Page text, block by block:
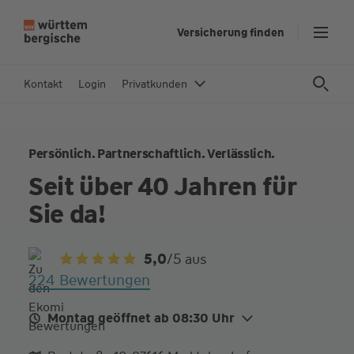
In
Versicherung finden
Kontakt Login Privatkunden
Persönlich. Partnerschaftlich. Verlässlich.
Seit über 40 Jahren für
Sie da!
5,0/5 aus
224 Bewertungen
Montag geöffnet ab 08:30 Uhr
Mo.
08:30 - 14:00